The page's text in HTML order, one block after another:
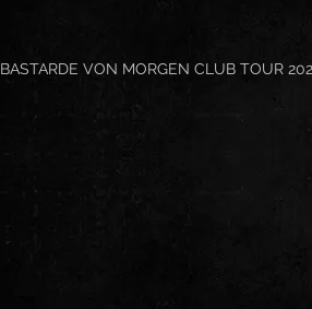
BASTARDE VON MORGEN CLUB TOUR